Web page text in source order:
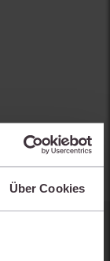
Über Cookies